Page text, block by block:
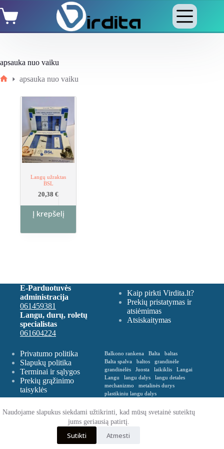
to
content
Naudojame slapukus siekdami užtikrinti, kad mūsų svetainė suteiktų
jums geriausią patirtį.
Sutikti Atmesti
Shopping
cart
apsauka nuo vaiku
apsauka nuo vaiku
Langų užraktas
BSL
20,38€
Į krepšelį
E-Parduotuvės
administracija
061459381
Langu, durų, roletų
specialistas
061604224
Kaip pirkti Virdita.lt?
Prekių pristatymas ir
atsiėmimas
Atsiskaitymas
Privatumo politika
Slapukų politika
Terminai ir sąlygos
Prekių grąžinimo
taisyklės
Balkono rankena Balta
baltas
Balta spalva
baltos
grandinėle
grandinėlės
Juosta laikiklis
Langai
Langu
langu dalys
langu detales
mechanizmo
metalinės durys
plastikiniu langu dalys
Rankena
Remontas
roletu dalys
roletų ir žaliuzių dalys
Spalva balta
VERTIKALIŲ